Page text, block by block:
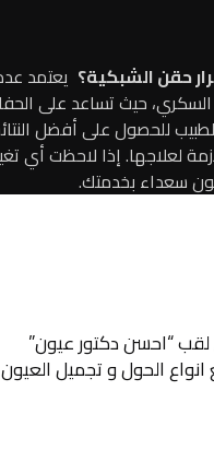
حقن الشبكية؟ يعتمد
حيث تساعد على
للحصول على أفضل
لعلاجها.إذا لاحظت أي
سعداء بخدمتك.
لقب “احسن دكتور عيون”
انواع الحول و تجميل العيون